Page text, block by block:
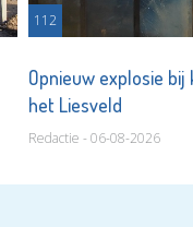
112
Opnieuw explosie bij
het Liesveld
Redactie - 06-08-2026